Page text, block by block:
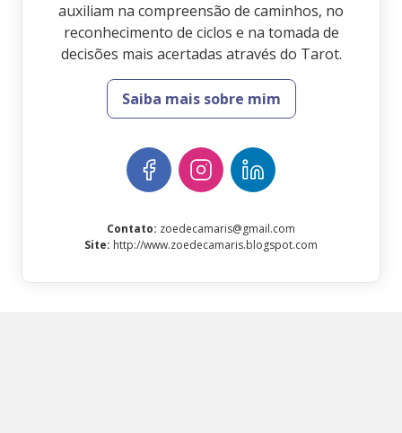
auxiliam na compreensão de caminhos, no
reconhecimento de ciclos e na tomada de
decisões mais acertadas através do Tarot.
Saiba mais sobre mim
Contato: zoedecamaris@gmail.com
Site: http://www.zoedecamaris.blogspot.com